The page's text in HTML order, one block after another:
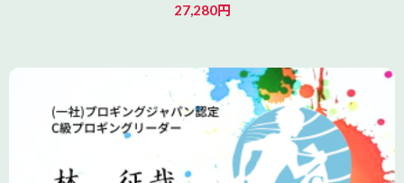
27,280円